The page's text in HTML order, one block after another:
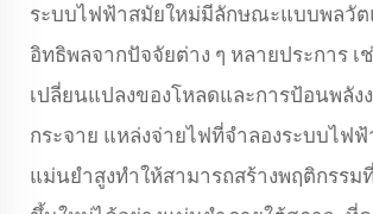
ระบบไฟฟ้าสมัยใหม่มีลักษณะแบบพลวัต
อิทธิพลจากปัจจัยต่าง ๆ หลายประการ เ
เปลี่ยนแปลงของโหลดและการป้อนพลัง
กระจาย แหล่งจ่ายไฟที่จำลองระบบไฟ
แม่นยำสูงทำให้สามารถสร้างพฤติกรร